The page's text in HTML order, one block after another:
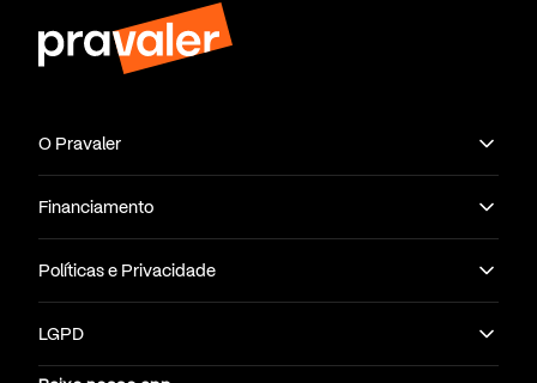
O Pravaler
Financiamento
Políticas e Privacidade
LGPD